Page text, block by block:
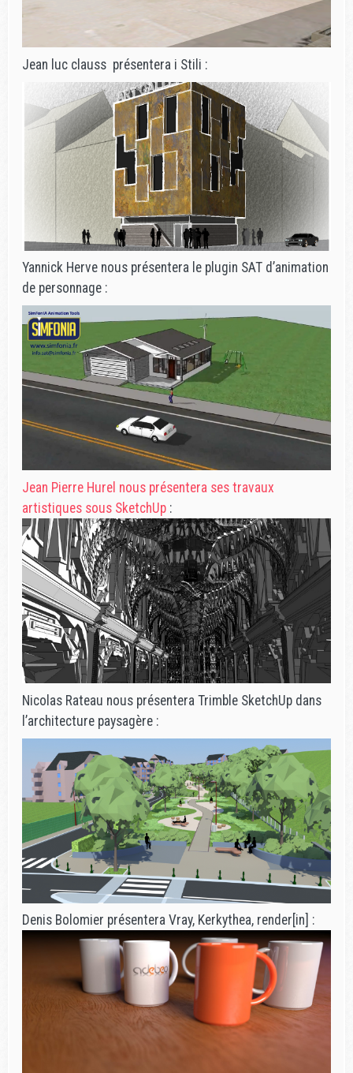
Jean luc clauss présentera i Stili :
Yannick Herve nous présentera le plugin SAT d’animation
de personnage :
Jean Pierre Hurel nous présentera ses travaux
artistiques sous SketchUp :
Nicolas Rateau nous présentera Trimble SketchUp dans
l’architecture paysagère :
Denis Bolomier présentera Vray, Kerkythea, render[in] :